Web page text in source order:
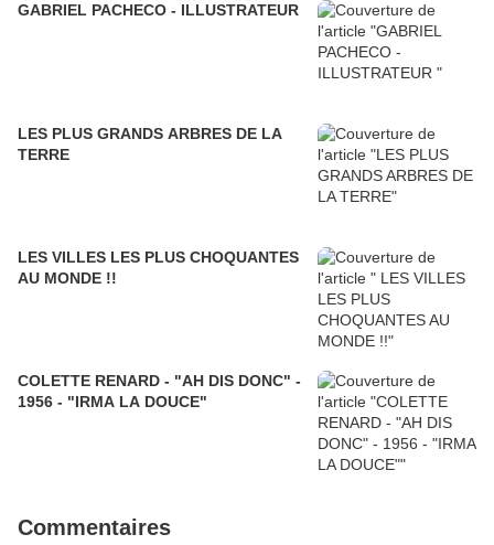
GABRIEL PACHECO - ILLUSTRATEUR
LES PLUS GRANDS ARBRES DE LA
TERRE
LES VILLES LES PLUS CHOQUANTES
AU MONDE !!
COLETTE RENARD - "AH DIS DONC" -
1956 - "IRMA LA DOUCE"
Commentaires